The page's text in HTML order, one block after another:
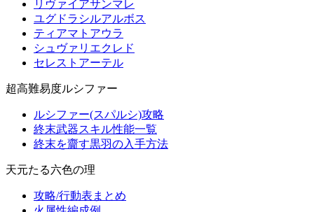
リヴァイアサンマレ
ユグドラシルアルボス
ティアマトアウラ
シュヴァリエクレド
セレストアーテル
超高難易度ルシファー
ルシファー(スパルシ)攻略
終末武器スキル性能一覧
終末を齎す黒羽の入手方法
天元たる六色の理
攻略/行動表まとめ